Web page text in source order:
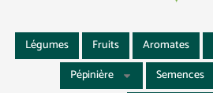
Légumes Fruits Aromates
Pépinière
Semences